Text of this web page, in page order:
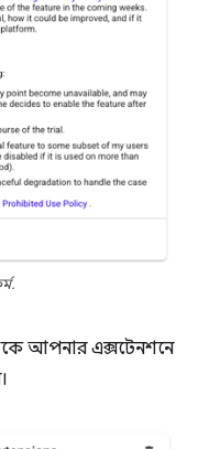
আপনার এক্সটেনশনে